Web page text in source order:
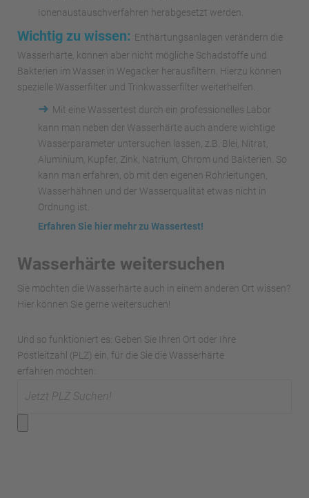
Ionenaustauschverfahren herabgesetzt werden.
Wichtig zu wissen: Enthärtungsanlagen verändern die
Wasserhärte, können aber nicht mögliche Schadstoffe und
Bakterien im Wasser in Wegacker herausfiltern. Hierzu können
spezielle Wasserfilter und Trinkwasserfilter weiterhelfen.
➜ Mit eine Wassertest durch ein professionelles Labor
kann man neben der Wasserhärte auch andere wichtige
Wasserparameter untersuchen lassen, z.B. Blei, Nitrat,
Aluminium, Kupfer, Zink, Natrium, Chrom und Bakterien. So
kann man erfahren, ob mit den eigenen Rohrleitungen,
Wasserhähnen und der Wasserqualität etwas nicht in
Ordnung ist.
Erfahren Sie hier mehr zu Wassertest!
Wasserhärte weitersuchen
Sie möchten die Wasserhärte auch in einem anderen Ort wissen?
Hier können Sie gerne weitersuchen!
Und so funktioniert es: Geben Sie Ihren Ort oder Ihre
Postleitzahl (PLZ) ein, für die Sie die Wasserhärte
erfahren möchten: